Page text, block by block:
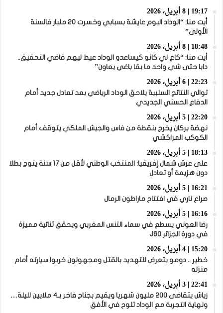
19:17 | 8 أبريل، 2026
أيت منا: “الوداد اليوم عايشة بسبابي وخسرت 20 مليار فالسنة
الأولى”
18:48 | 8 أبريل، 2026
أيت منا: “كاع لي كانو كيساعدو الوداد عيط ليهم قاضي التحقيق..
دابا حتى شي واحد ما بقا باغي يعاون”
22:23 | 6 أبريل، 2026
توالي النتائج السلبية يلاحق الوداد الرياضي بعد تعادل جديد أمام
الدفاع الحسني الجديدي
22:20 | 5 أبريل، 2026
نهضة بركان يخرج بنقطة من فاس والجيش الملكي يتوقف أمام
الكوكب المراكشي
18:13 | 5 أبريل، 2026
على عرش شمال إفريقيا: المنتخب الوطني لأقل من 17 سنة يتوج بطلا
دون هزيمة أو تعادل
16:21 | 5 أبريل، 2026
صراع ناري في افتتاح ماراطون الرمال
16:16 | 5 أبريل، 2026
رضا العوني يسطع في سماء التنس المغربي ويحقق ثنائية مميزة
في دورة الجزائر J60
15:20 | 4 أبريل، 2026
خطير .. دومو يتعرض للتهديد بالقتل ومجهولون خربوا سيارته أمام
منزله
22:41 | 3 أبريل، 2026
زياش يتقاضى 200 مليون شهريا ويقيم بجناح فاخر بـ4 ملايين لليلة…
ونهاية التجربة مع الوداد تلوح في الأفق